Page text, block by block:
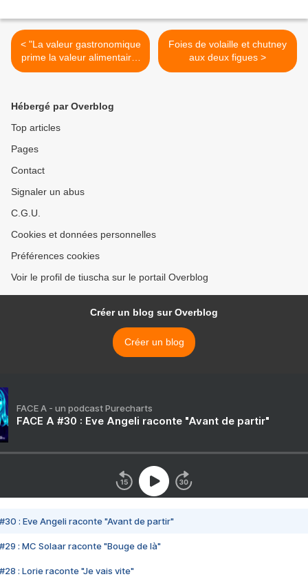
< "La valeur gastronomique
prime la valeur alimentaire"
: la psychanalyse du feu -
Foies de volaille et chutney
aux deux figues >
Hébergé par Overblog
Top articles
Pages
Contact
Signaler un abus
C.G.U.
Cookies et données personnelles
Préférences cookies
Voir le profil de tiuscha sur le portail Overblog
Créer un blog sur Overblog
Créer un blog
FACE A - un podcast Purecharts
FACE A #30 : Eve Angeli raconte "Avant de partir"
#30 : Eve Angeli raconte "Avant de partir"
#29 : MC Solaar raconte "Bouge de là"
#28 : Lorie raconte "Je vais vite"